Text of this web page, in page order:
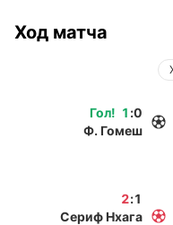
Ход матча
Гол! 1 :0
Ф. Гомеш
2:1
Сериф Нхага